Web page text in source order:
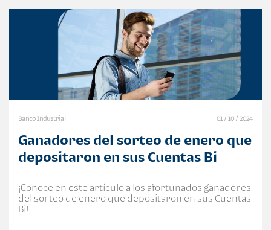
Banco Industrial 01 / 10 / 2024
Ganadores del sorteo de enero que
depositaron en sus Cuentas Bi
¡Conoce en este artículo a los afortunados ganadores
del sorteo de enero que depositaron en sus Cuentas
Bi!